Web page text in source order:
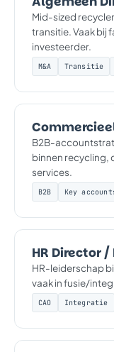
Mid-sized
transitie. Vaak bij
investeerder.
M&A Transitie
B2B-
binnen recycling,
services.
B2B Key
HR Director /
HR-leiderschap
vaak in fusie/
CAO Integratie